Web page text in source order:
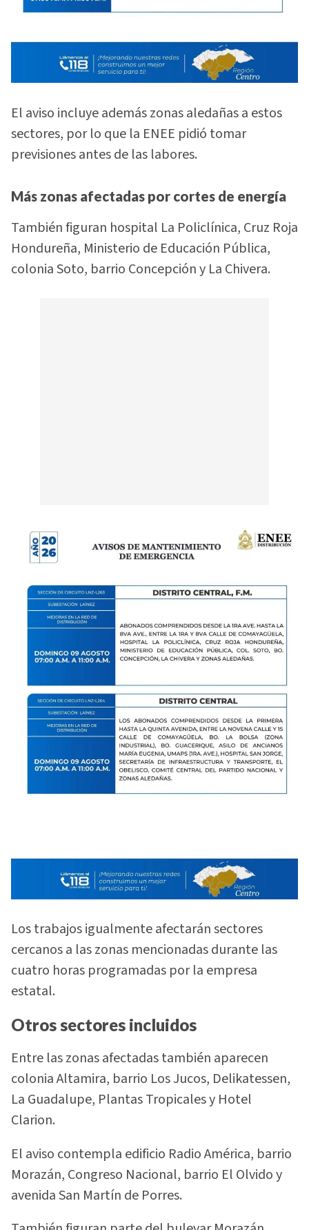
El aviso incluye además zonas aledañas a estos
sectores, por lo que la ENEE pidió tomar
previsiones antes de las labores.
Más zonas afectadas por cortes de energía
También figuran hospital La Policlínica, Cruz Roja
Hondureña, Ministerio de Educación Pública,
colonia Soto, barrio Concepción y La Chivera.
Los trabajos igualmente afectarán sectores
cercanos a las zonas mencionadas durante las
cuatro horas programadas por la empresa
estatal.
Otros sectores incluidos
Entre las zonas afectadas también aparecen
colonia Altamira, barrio Los Jucos, Delikatessen,
La Guadalupe, Plantas Tropicales y Hotel
Clarion.
El aviso contempla edificio Radio América, barrio
Morazán, Congreso Nacional, barrio El Olvido y
avenida San Martín de Porres.